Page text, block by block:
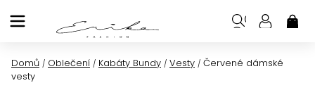
na
Domů / Oblečení / Kabáty Bundy / Vesty / Červené dámské
vesty